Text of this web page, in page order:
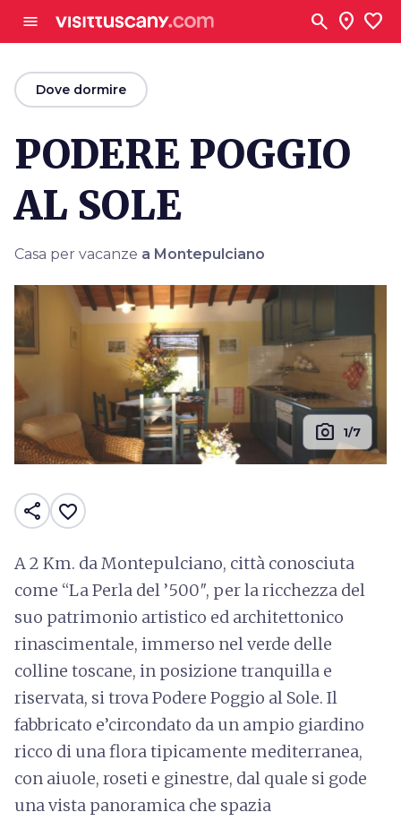
menu search location_on favorite
arrow_backDove dormire
PODERE POGGIO
AL SOLE
Casa per vacanze a Montepulciano
photo_camera 1/7
share favorite_border
A 2 Km. da Montepulciano, città conosciuta
come “La Perla del ’500″, per la ricchezza del
suo patrimonio artistico ed architettonico
rinascimentale, immerso nel verde delle
colline toscane, in posizione tranquilla e
riservata, si trova Podere Poggio al Sole. Il
fabbricato e’circondato da un ampio giardino
ricco di una flora tipicamente mediterranea,
con aiuole, roseti e ginestre, dal quale si gode
una vista panoramica che spazia